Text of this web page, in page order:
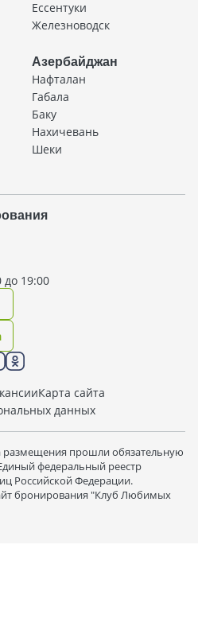
Ессентуки
Железноводск
Азербайджан
Нафталан
Габала
Баку
Нахичевань
Шеки
до 19:00
Карта сайта
данных
размещения прошли обязательную
федеральный реестр
Российской Федерации.
бронирования "Клуб Любимых